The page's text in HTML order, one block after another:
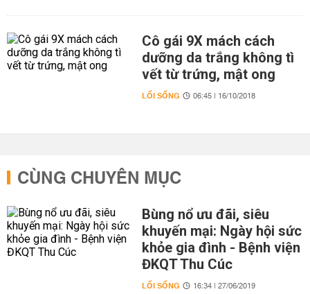
Cô gái 9X mách cách
dưỡng da trắng không tì
vết từ trứng, mật ong
LỐI SỐNG 06:45 | 16/10/2018
CÙNG CHUYÊN MỤC
Bùng nổ ưu đãi, siêu
khuyến mại: Ngày hội sức
khỏe gia đình - Bệnh viện
ĐKQT Thu Cúc
LỐI SỐNG 16:34 | 27/06/2019